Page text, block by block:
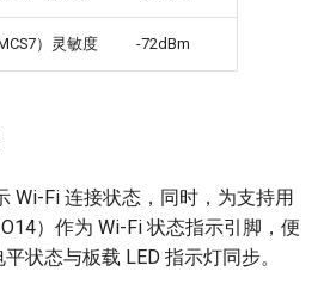
）灵敏度 -72dBm
Wi-Fi 连接状态，同时，为支持用
）作为 Wi-Fi 状态指示引脚，便
状态与板载 LED 指示灯同步。